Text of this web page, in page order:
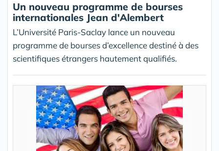
Un nouveau programme de bourses
internationales Jean d'Alembert
L’Université Paris-Saclay lance un nouveau
programme de bourses d’excellence destiné à des
scientifiques étrangers hautement qualifiés.